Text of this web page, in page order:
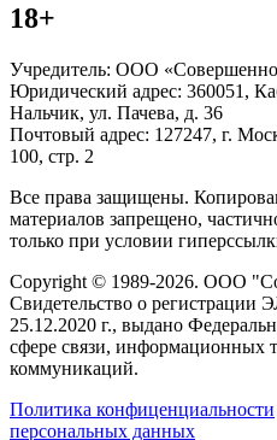
18+
Учредитель: ООО
Юридический адрес: 360051,
Нальчик, ул. Пачева, д. 36
Почтовый адрес: 127247, г.
100, стр. 2
Все права защищены.
материалов запрещено,
только при условии
Copyright © 1989-2026. ООО
Свидетельство о
25.12.2020 г., выдано
сфере связи, информационных
коммуникаций.
Политика конфиценциальности
персональных данных